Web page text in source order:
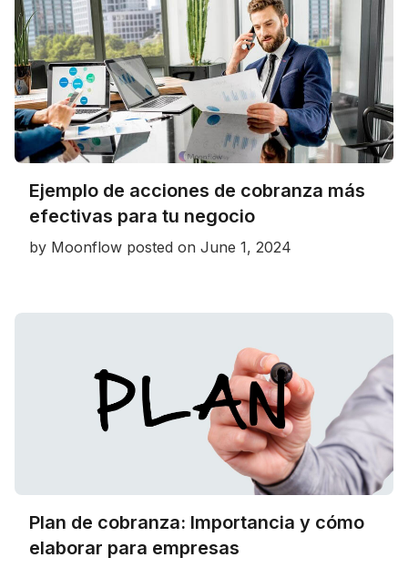
Ejemplo de acciones de cobranza más
efectivas para tu negocio
by Moonflow posted on June 1, 2024
Plan de cobranza: Importancia y cómo
elaborar para empresas